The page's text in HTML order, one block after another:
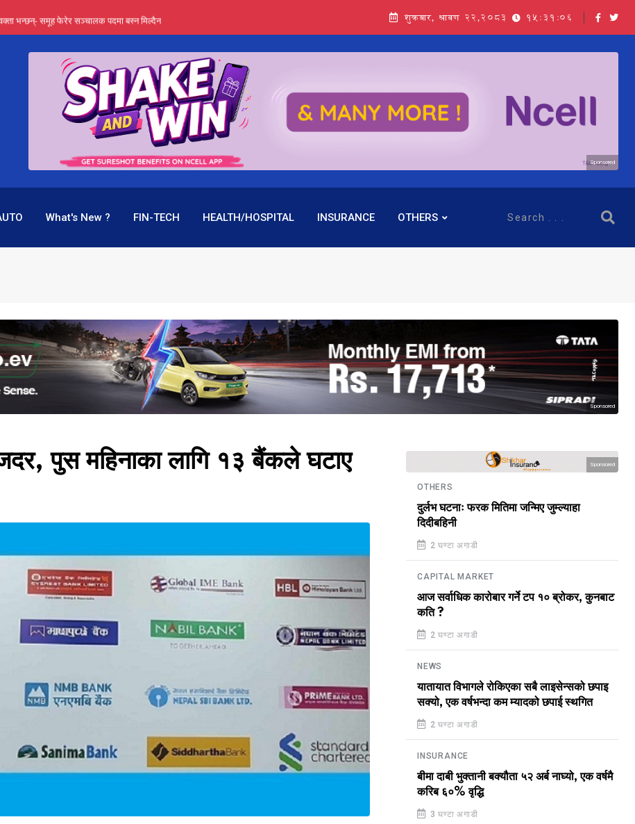
भन्छन्- समूह फेरेर सञ्चालक पदमा बस्न मिल्दैन
एउटै पदमा दुई थरि तलब, वर्षमै ९२ हजार घाटा !
२० प्रतिशत लाभांश दिने क्षमता
बनेर निरन्तर, राष्ट्र बैंक किन मौन ?
शुक्रबार, श्रावण २२,२०८३ 15:31:07
Sponsored
What's New ? FIN-TECH HEALTH/HOSPITAL INSURANCE OTHERS
Sponsored
पुस महिनाका लागि १३ बैंकले घटाए Sponsored
OTHERS
दुर्लभ घटनाः फरक मितिमा जन्मिए जुम्ल्याहा
दिदीबहिनी
2 घण्टा अगाडी
CAPITAL MARKET
आज सर्वाधिक कारोबार गर्ने टप १० ब्रोकर, कुनबाट
कति ?
2 घण्टा अगाडी
NEWS
यातायात विभागले रोकिएका सबै लाइसेन्सको छपाइ
सक्यो, एक वर्षभन्दा कम म्यादको छपाई स्थगित
2 घण्टा अगाडी
INSURANCE
बीमा दाबी भुक्तानी बक्यौता ५२ अर्ब नाघ्यो, एक वर्षमै
करिब ६०% वृद्धि
3 घण्टा अगाडी